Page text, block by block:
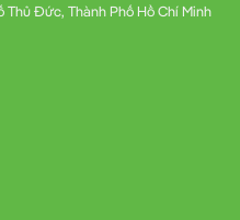
Thủ Đức, Thành Phố Hồ Chí Minh